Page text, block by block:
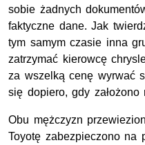
sobie żadnych
faktyczne dane. Jak
tym samym czasie inna
zatrzymać kierowcę
za wszelką cenę wyrwać
się dopiero, gdy założono
Obu mężczyzn
Toyotę zabezpieczono na